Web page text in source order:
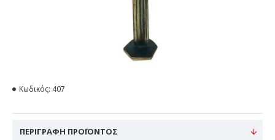
Κωδικός: 407
ΠΕΡΙΓΡΑΦΉ ΠΡΟΪΌΝΤΟΣ